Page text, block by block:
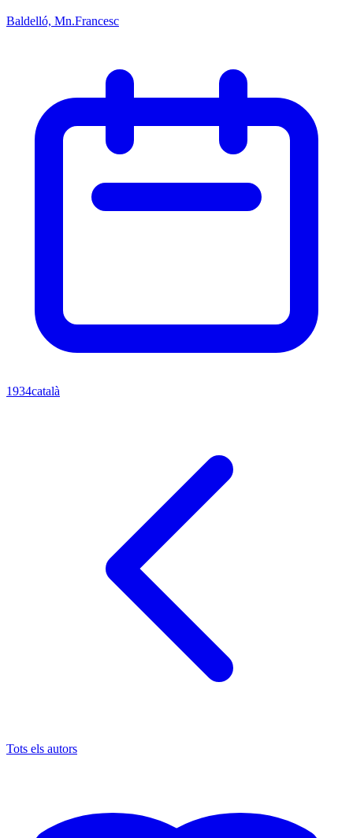
Baldelló, Mn.Francesc
1934català
Tots els autors